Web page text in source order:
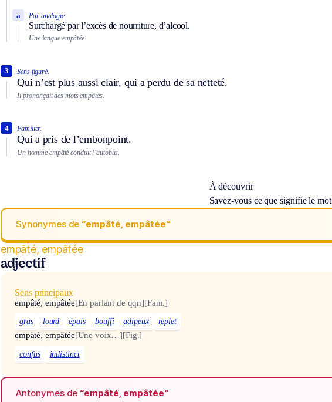
Par analogie.
Surchargé par l’excès de nourriture, d’alcool.
a
Une langue empâtée.
Sens figuré.
Qui n’est plus aussi clair, qui a perdu de sa netteté.
3
Il prononçait des mots empâtés.
Familier.
Qui a pris de l’embonpoint.
4
Un homme empâté conduit l’autobus.
À découvrir
Savez-vous ce que signifie le mot
Synonymes de “empâté, empâtée“
empâté, empâtée
adjectif
Sens principaux
empâté, empâtée[En parlant de qqn][Fam.]
gras lourd épais bouffi adipeux replet
empâté, empâtée[Une voix…][Fig.]
confus indistinct
Antonymes de “empâté, empâtée“